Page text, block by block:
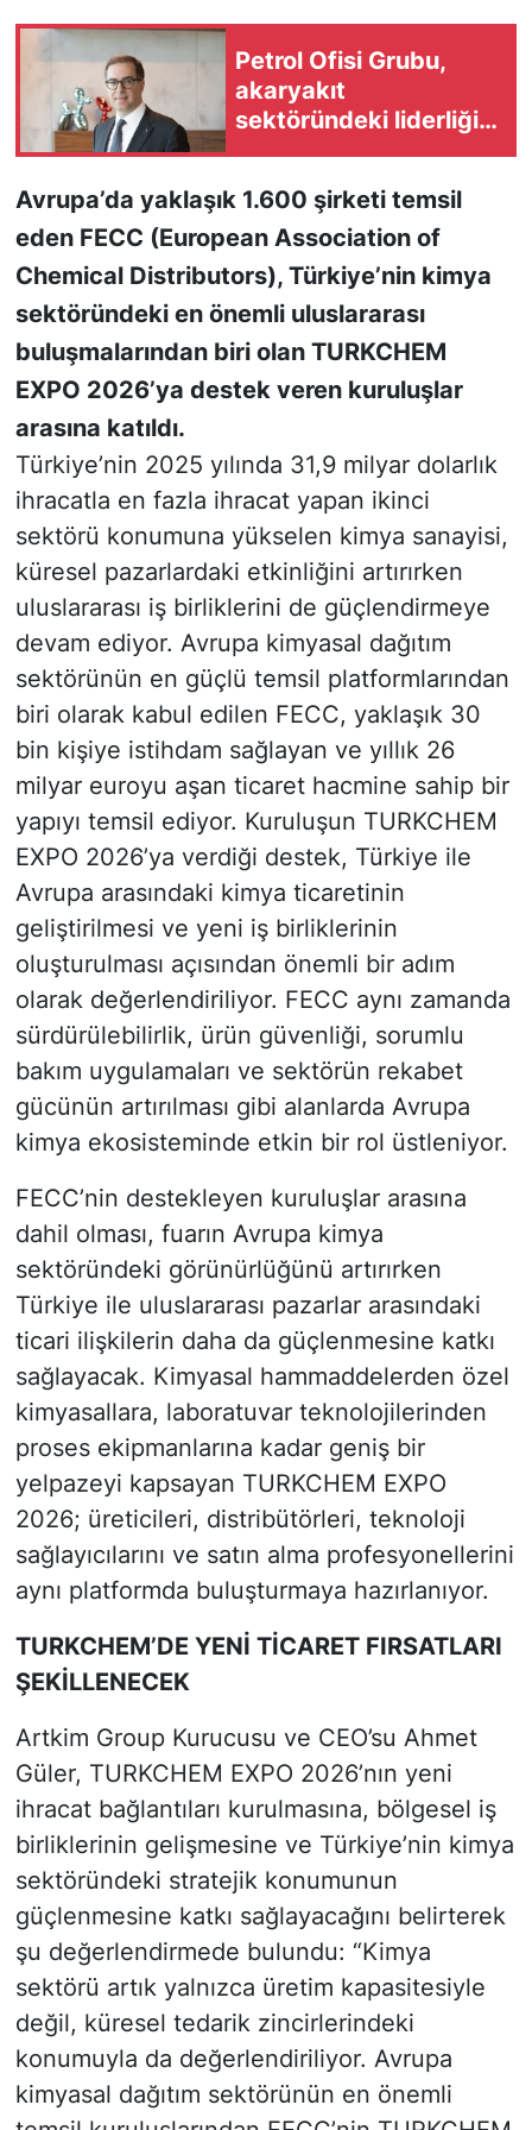
Petrol Ofisi Grubu,
akaryakıt
sektöründeki liderliğini
Avrupa’da yaklaşık 1.600 şirketi temsil
eden FECC (European Association of
Chemical Distributors), Türkiye’nin kimya
sektöründeki en önemli uluslararası
buluşmalarından biri olan TURKCHEM
EXPO 2026’ya destek veren kuruluşlar
arasına katıldı.
Türkiye’nin 2025 yılında 31,9 milyar dolarlık
ihracatla en fazla ihracat yapan ikinci
sektörü konumuna yükselen kimya sanayisi,
küresel pazarlardaki etkinliğini artırırken
uluslararası iş birliklerini de güçlendirmeye
devam ediyor. Avrupa kimyasal dağıtım
sektörünün en güçlü temsil platformlarından
biri olarak kabul edilen FECC, yaklaşık 30
bin kişiye istihdam sağlayan ve yıllık 26
milyar euroyu aşan ticaret hacmine sahip bir
yapıyı temsil ediyor. Kuruluşun TURKCHEM
EXPO 2026’ya verdiği destek, Türkiye ile
Avrupa arasındaki kimya ticaretinin
geliştirilmesi ve yeni iş birliklerinin
oluşturulması açısından önemli bir adım
olarak değerlendiriliyor. FECC aynı zamanda
sürdürülebilirlik, ürün güvenliği, sorumlu
bakım uygulamaları ve sektörün rekabet
gücünün artırılması gibi alanlarda Avrupa
kimya ekosisteminde etkin bir rol üstleniyor.
FECC’nin destekleyen kuruluşlar arasına
dahil olması, fuarın Avrupa kimya
sektöründeki görünürlüğünü artırırken
Türkiye ile uluslararası pazarlar arasındaki
ticari ilişkilerin daha da güçlenmesine katkı
sağlayacak. Kimyasal hammaddelerden özel
kimyasallara, laboratuvar teknolojilerinden
proses ekipmanlarına kadar geniş bir
yelpazeyi kapsayan TURKCHEM EXPO
2026; üreticileri, distribütörleri, teknoloji
sağlayıcılarını ve satın alma profesyonellerini
aynı platformda buluşturmaya hazırlanıyor.
TURKCHEM’DE YENİ TİCARET FIRSATLARI
ŞEKİLLENECEK
Artkim Group Kurucusu ve CEO’su Ahmet
Güler, TURKCHEM EXPO 2026’nın yeni
ihracat bağlantıları kurulmasına, bölgesel iş
birliklerinin gelişmesine ve Türkiye’nin kimya
sektöründeki stratejik konumunun
güçlenmesine katkı sağlayacağını belirterek
şu değerlendirmede bulundu: “Kimya
sektörü artık yalnızca üretim kapasitesiyle
değil, küresel tedarik zincirlerindeki
konumuyla da değerlendiriliyor. Avrupa
kimyasal dağıtım sektörünün en önemli
KONGRE HABERLERİ
KONGRE TAKVİMİ
BİYOGRAFİLER